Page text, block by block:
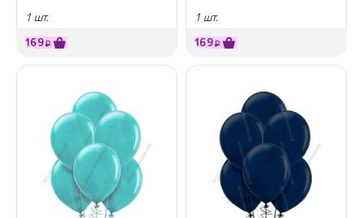
1 шт.
169₽
1 шт.
169₽